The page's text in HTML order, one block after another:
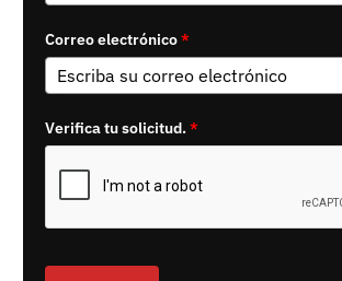
Correo electrónico*
Verifica tu solicitud.*